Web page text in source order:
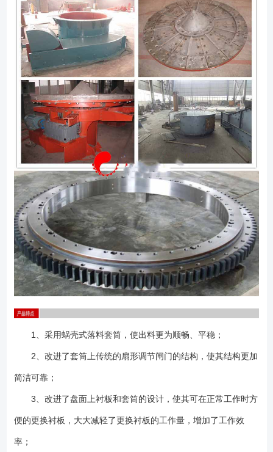
1、采用蜗壳式落料套筒，使出料更为顺畅、平稳；
2、改进了套筒上传统的扇形调节闸门的结构，使其结构更加
简洁可靠；
3、改进了盘面上衬板和套筒的设计，使其可在正常工作时方
便的更换衬板，大大减轻了更换衬板的工作量，增加了工作效
率；